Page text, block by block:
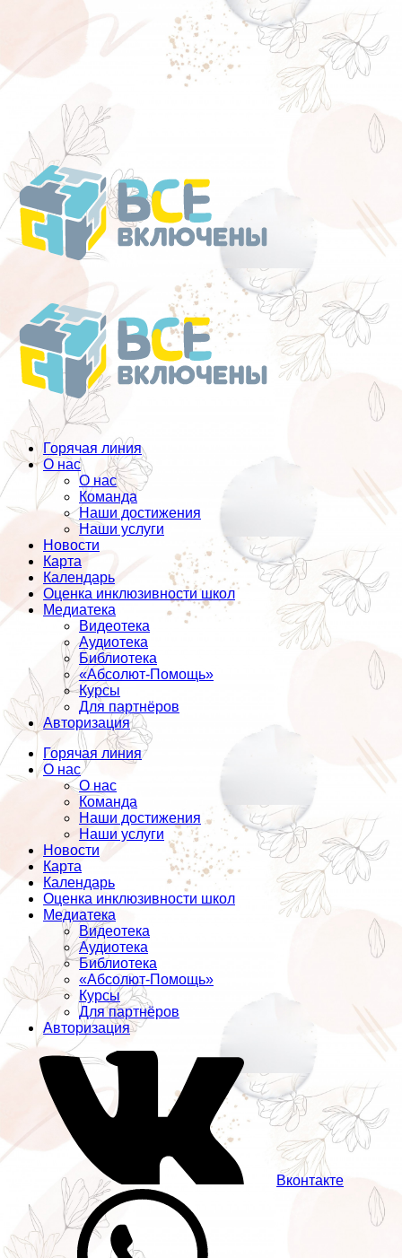
Перейти
к
содержанию
Горячая линия
О нас
О нас
Команда
Наши достижения
Наши услуги
Новости
Карта
Календарь
Оценка инклюзивности школ
Медиатека
Видеотека
Аудиотека
Библиотека
«Абсолют-Помощь»
Курсы
Для партнёров
Авторизация
Горячая линия
О нас
О нас
Команда
Наши достижения
Наши услуги
Новости
Карта
Календарь
Оценка инклюзивности школ
Медиатека
Видеотека
Аудиотека
Библиотека
«Абсолют-Помощь»
Курсы
Для партнёров
Авторизация
Вконтакте